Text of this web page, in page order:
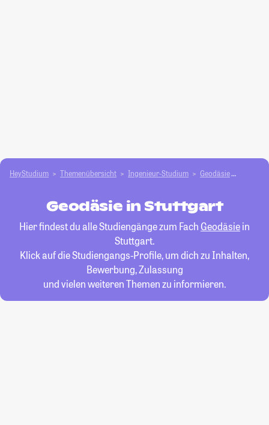
HeyStudium Themenübersicht Ingenieur-Studium Geodäsie
Geodäsie in Stuttgart
Hier findest du alle Studiengänge zum Fach Geodäsiein
Stuttgart.
Klick auf die Studiengangs-Profile, um dich zu Inhalten,
Bewerbung, Zulassung
und vielen weiteren Themen zu informieren.